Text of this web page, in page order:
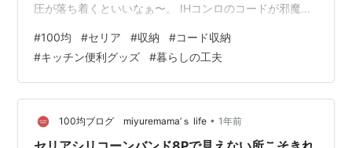
圧が落ち着くといいなぁ〜。 IHコンロのコードが邪魔だ
た。ブログにも「これは便利！」って書いたのに、気づ
いたら…… 取れた。 meisousyufu.hatenablog.com めち
ゃくちゃ悲しい😭 なんでだ。 気を取り直して、今度は違
うタイプのコードフックを買ってきたので、リベンジ設
置してみることに！ 新しいコードホルダーを試す 今回…
#100均 #セリア #収納 #コード収納
#キッチン便利グッズ #暮らしの工夫
100均ブログ miyuremama’ｓ life • 1年前